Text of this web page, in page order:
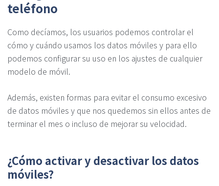
teléfono
Como decíamos, los usuarios podemos controlar el
cómo y cuándo usamos los datos móviles y para ello
podemos configurar su uso en los ajustes de cualquier
modelo de móvil.
Además, existen formas para evitar el consumo excesivo
de datos móviles y que nos quedemos sin ellos antes de
terminar el mes o incluso de mejorar su velocidad.
¿Cómo activar y desactivar los datos
móviles?